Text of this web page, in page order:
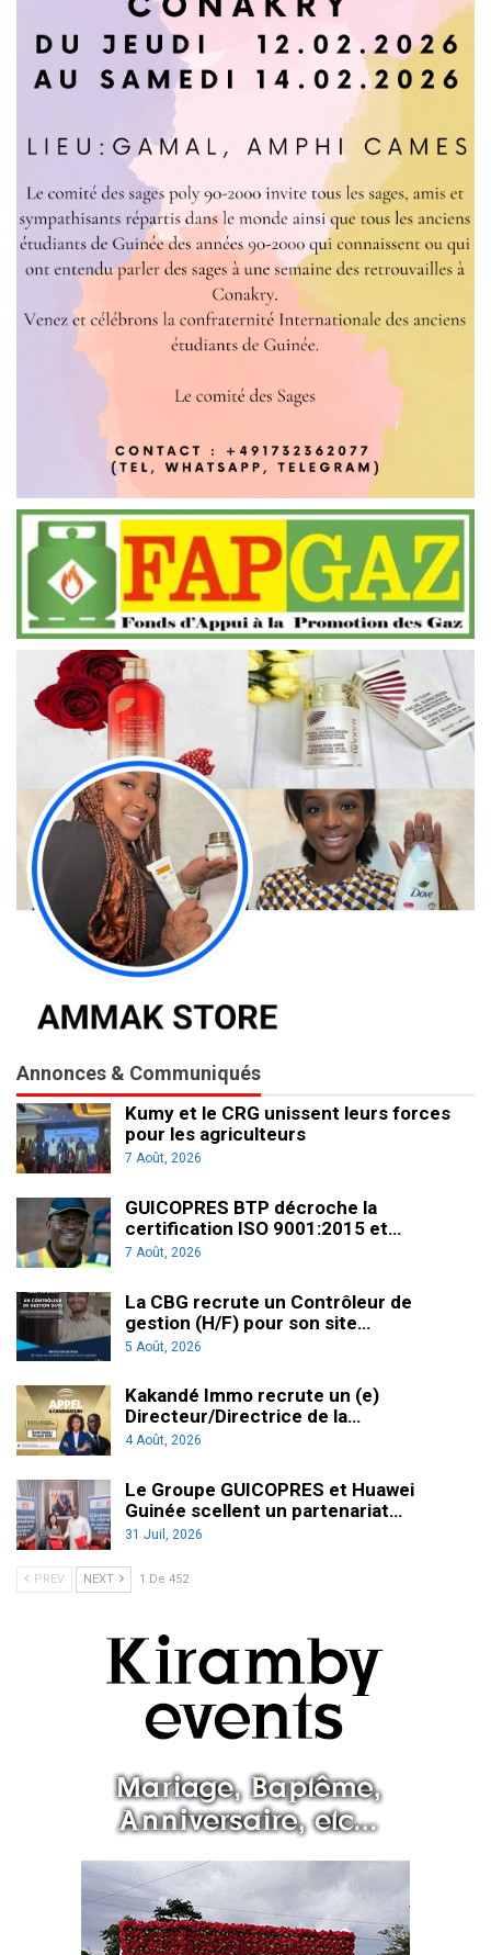
Annonces & Communiqués
Kumy et le CRG unissent leurs forces
pour les agriculteurs
7 Août, 2026
GUICOPRES BTP décroche la
certification ISO 9001:2015 et…
7 Août, 2026
La CBG recrute un Contrôleur de
gestion (H/F) pour son site…
5 Août, 2026
Kakandé Immo recrute un (e)
Directeur/Directrice de la…
4 Août, 2026
Le Groupe GUICOPRES et Huawei
Guinée scellent un partenariat…
31 Juil, 2026
PREV NEXT 1 De 452